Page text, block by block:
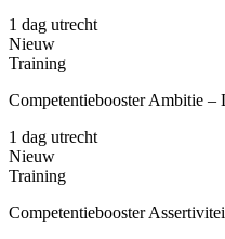
1 dag utrecht
Nieuw
Training
Competentiebooster Ambitie –
1 dag utrecht
Nieuw
Training
Competentiebooster